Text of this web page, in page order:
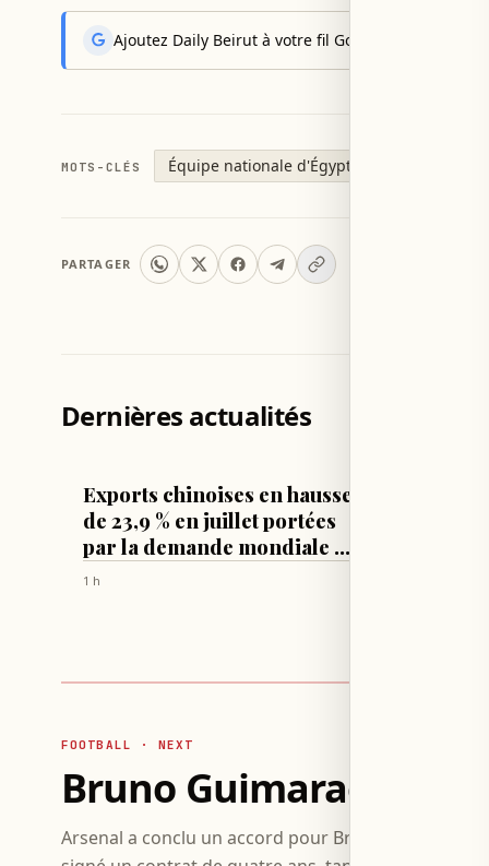
Ajoutez Daily Beirut à votre fil Google News pour
MOTS-CLÉS Équipe nationale d'Égypte
PARTAGER
Dernières actualités
Exports chinoises en hausse
de 23,9 % en juillet portées
par la demande mondiale en
IA
1 h
FOOTBALL · NEXT
Bruno Guimaraes
Arsenal a conclu un accord pour Bruno Guimaraes,